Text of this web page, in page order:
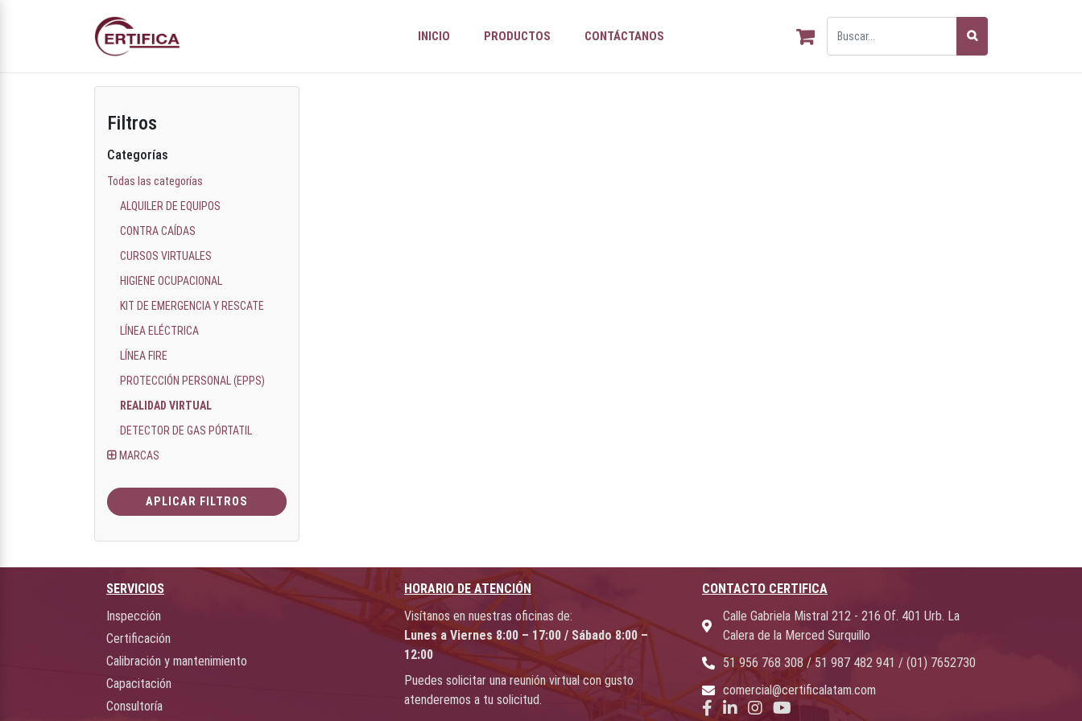
INICIO PRODUCTOS CONTÁCTANOS
Filtros
Categorías
Todas las categorías
ALQUILER DE EQUIPOS
CONTRA CAÍDAS
CURSOS VIRTUALES
HIGIENE OCUPACIONAL
KIT DE EMERGENCIA Y RESCATE
LÍNEA ELÉCTRICA
LÍNEA FIRE
PROTECCIÓN PERSONAL (EPPS)
REALIDAD VIRTUAL
DETECTOR DE GAS PÓRTATIL
MARCAS
APLICAR FILTROS
SERVICIOS
Inspección
Certificación
Calibración y mantenimiento
Capacitación
Consultoría
HORARIO DE ATENCIÓN
Visítanos en nuestras oficinas de:
Lunes a Viernes 8:00 – 17:00 / Sábado 8:00 –
12:00
Puedes solicitar una reunión virtual con gusto
atenderemos a tu solicitud.
CONTACTO CERTIFICA
Calle Gabriela Mistral 212 - 216 Of. 401 Urb. La
Calera de la Merced Surquillo
51 956 768 308 / 51 987 482 941 / (01) 7652730
comercial@certificalatam.com